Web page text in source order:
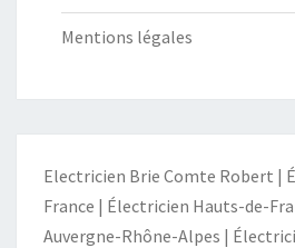
Mentions légales
Electricien Brie Comte Robert |
France | Électricien Hauts-de-
Auvergne-Rhône-Alpes |